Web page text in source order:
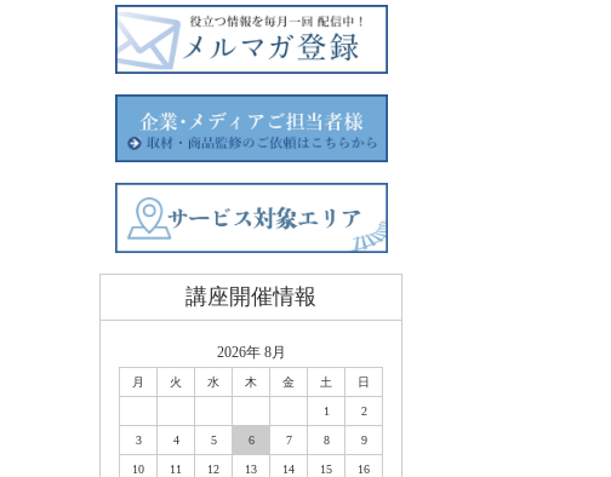
講座開催情報
2026年 8月
月 火 水 木 金 土 日
1 2
3 4 5 6 7 8 9
10 11 12 13 14 15 16